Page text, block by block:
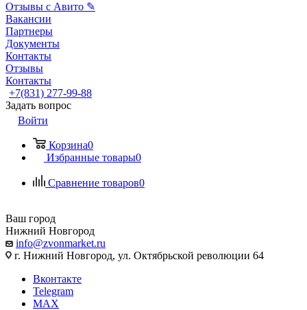
Отзывы с Авито ✎
Вакансии
Партнеры
Документы
Контакты
Отзывы
Контакты
+7(831) 277-99-88
Задать вопрос
Войти
Корзина0
Избранные товары0
Сравнение товаров0
Ваш город
Нижний Новгород
info@zvonmarket.ru
г. Нижний Новгород, ул. Октябрьской революции 64
Вконтакте
Telegram
MAX